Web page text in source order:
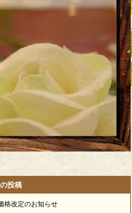
投稿
格改定のお知らせ